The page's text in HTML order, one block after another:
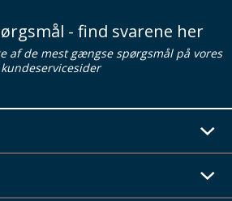
- find svarene her
af de mest gængse spørgsmål på vores
kundeservicesider